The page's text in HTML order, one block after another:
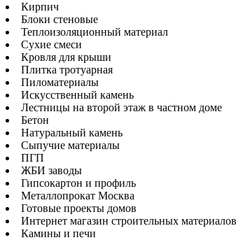
Кирпич
Блоки стеновые
Теплоизоляционный материал
Сухие смеси
Кровля для крыши
Плитка тротуарная
Пиломатериалы
Искусственный камень
Лестницы на второй этаж в частном доме
Бетон
Натуральный камень
Сыпучие материалы
ПГП
ЖБИ заводы
Гипсокартон и профиль
Металлопрокат Москва
Готовые проекты домов
Интернет магазин строительных материалов
Камины и печи